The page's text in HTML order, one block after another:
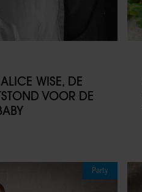
WISE, DE
VOOR DE
Party